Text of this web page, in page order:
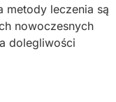
metody leczenia są
nowoczesnych
dolegliwości